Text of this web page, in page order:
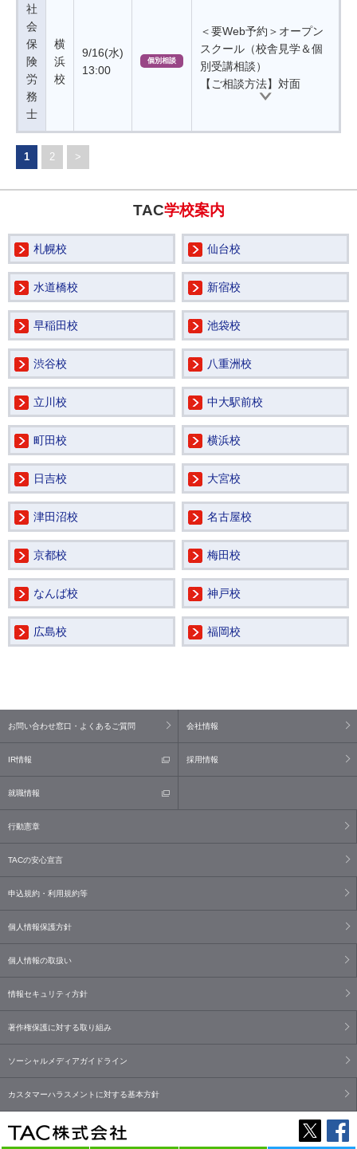
社
会
保
険
労
務
士
横
浜
校
9/16(水)
13:00
個別相談
＜要Web予約＞オープン
スクール（校舎見学＆個
別受講相談）
【ご相談方法】対面
1 2 >
TAC学校案内
札幌校 仙台校
水道橋校 新宿校
早稲田校 池袋校
渋谷校 八重洲校
立川校 中大駅前校
町田校 横浜校
日吉校 大宮校
津田沼校 名古屋校
京都校 梅田校
なんば校 神戸校
広島校 福岡校
お問い合わせ窓口・よくあるご質問 会社情報
IR情報 採用情報
就職情報
行動憲章
TACの安心宣言
申込規約・利用規約等
個人情報保護方針
個人情報の取扱い
情報セキュリティ方針
著作権保護に対する取り組み
ソーシャルメディアガイドライン
カスタマーハラスメントに対する基本方針